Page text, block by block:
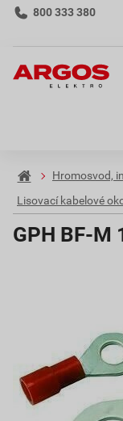
800 333 380
Hromosvod,
Lisovací kabelové
GPH BF-M